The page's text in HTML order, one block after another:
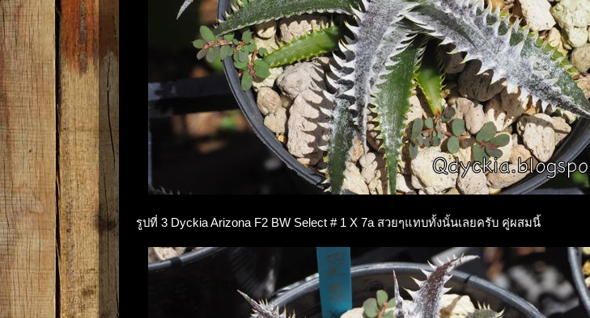
รูปที่ 3 Dyckia Arizona F2 BW Select # 1 X 7a สวยๆแทบทั้งนั้นเลยครับ คู่ผสมนี้